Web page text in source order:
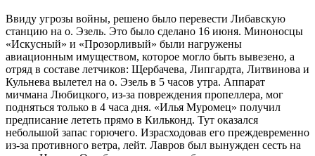
Ввиду угрозы войны, решено было перевести Либавскую
станцию на о. Эзель. Это было сделано 16 июня. Миноносцы
«Искусный» и «Прозорливый» были нагружены
авиационным имуществом, которое могло быть вывезено, а
отряд в составе летчиков: Щербачева, Липгардта, Литвинова и
Кульнева вылетел на о. Эзель в 5 часов утра. Аппарат
мичмана Любицкого, из-за повреждения пропеллера, мог
подняться только в 4 часа дня. «Илья Муромец» получил
предписание лететь прямо в Кильконд. Тут оказался
небольшой запас горючего. Израсходовав его преждевременно
из-за противного ветра, лейт. Лавров был вынужден сесть на